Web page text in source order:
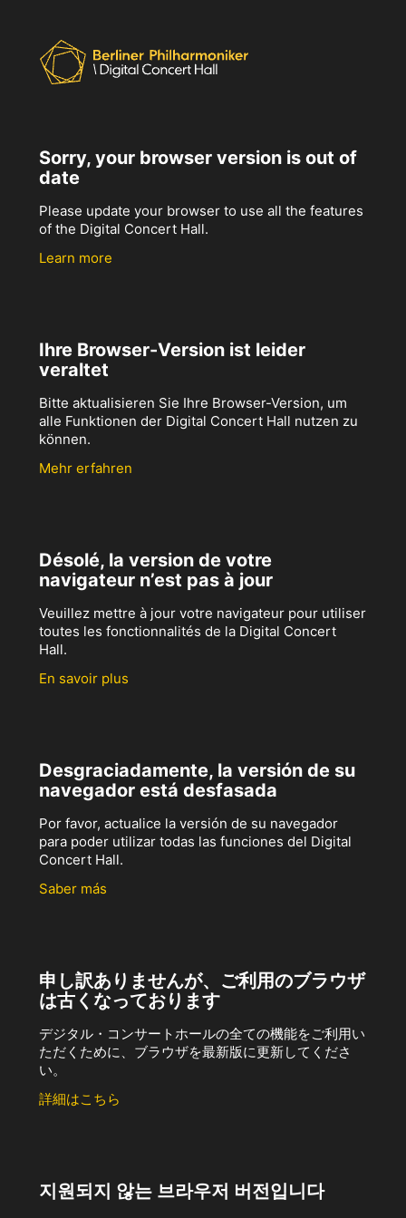
Sorry, your browser version is out of
date
Please update your browser to use all the features
of the Digital Concert Hall.
Learn more
Ihre Browser-Version ist leider
veraltet
Bitte aktualisieren Sie Ihre Browser-Version, um
alle Funktionen der Digital Concert Hall nutzen zu
können.
Mehr erfahren
Désolé, la version de votre
navigateur n’est pas à jour
Veuillez mettre à jour votre navigateur pour utiliser
toutes les fonctionnalités de la Digital Concert
Hall.
En savoir plus
Desgraciadamente, la versión de su
navegador está desfasada
Por favor, actualice la versión de su navegador
para poder utilizar todas las funciones del Digital
Concert Hall.
Saber más
申し訳ありませんが、ご利用のブラウザ
は古くなっております
デジタル・コンサートホールの全ての機能をご利用い
ただくために、ブラウザを最新版に更新してくださ
い。
詳細はこちら
지원되지 않는 브라우저 버전입니다